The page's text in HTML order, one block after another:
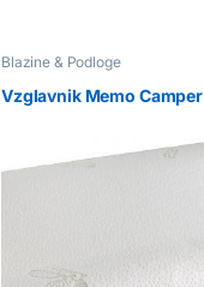
Blazine & Podloge
Vzglavnik Memo Camper